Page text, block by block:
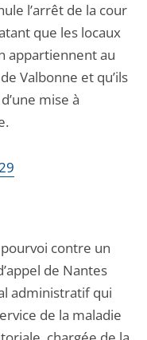
l’arrêt de la cour
que les locaux
appartiennent au
Valbonne et qu’ils
mise à
pourvoi contre un
de Nantes
administratif qui
de la maladie